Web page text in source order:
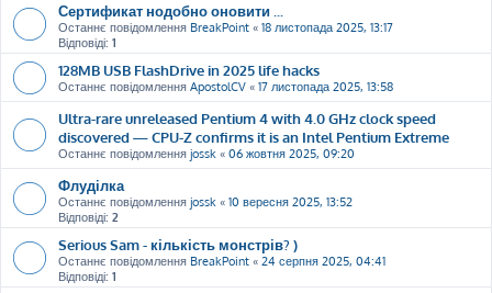
Сертификат нодобно оновити ...
Останнє повідомлення BreakPoint « 18 листопада 2025, 13:17
Відповіді: 1
128MB USB FlashDrive in 2025 life hacks
Останнє повідомлення ApostolCV « 17 листопада 2025, 13:58
Ultra-rare unreleased Pentium 4 with 4.0 GHz clock speed
discovered — CPU-Z confirms it is an Intel Pentium Extreme
Останнє повідомлення jossk « 06 жовтня 2025, 09:20
Флуділка
Останнє повідомлення jossk « 10 вересня 2025, 13:52
Відповіді: 2
Serious Sam - кількість монстрів? )
Останнє повідомлення BreakPoint « 24 серпня 2025, 04:41
Відповіді: 1